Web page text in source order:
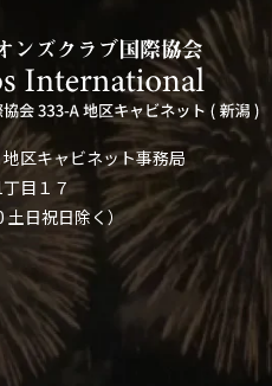
区キャビネット事務局
目１７
土日祝日除く）